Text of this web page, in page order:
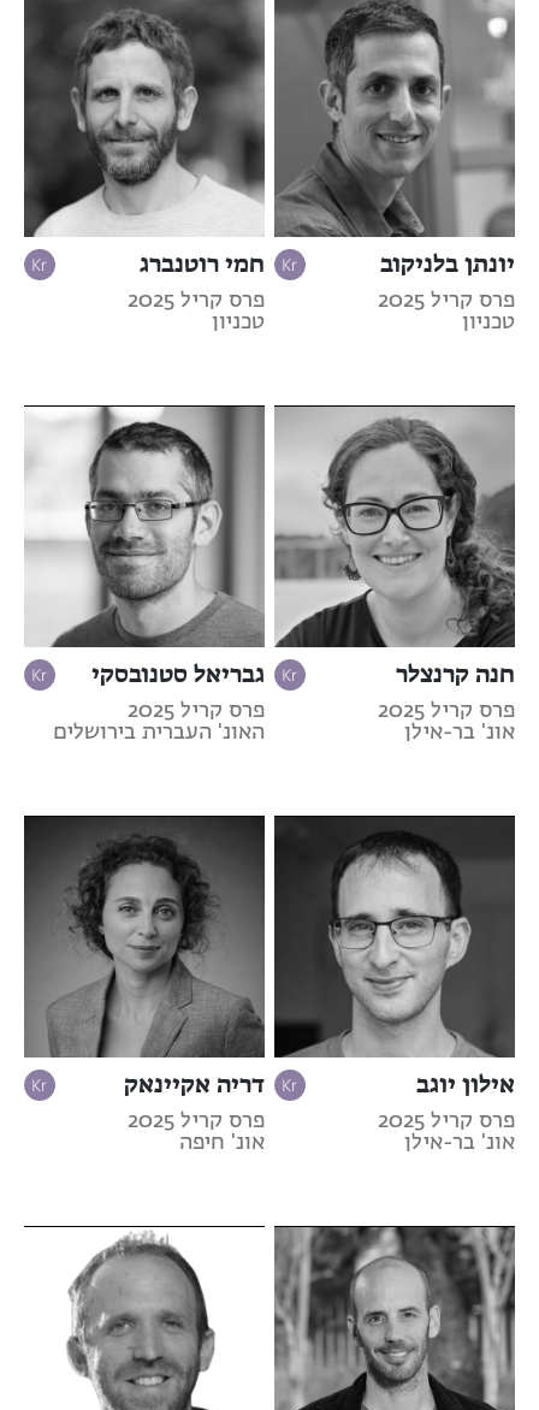
יונתן בלניקוב
פרס קריל 2025
טכניון
חמי רוטנברג
פרס קריל 2025
טכניון
חנה קרנצלר
פרס קריל 2025
אונ' בר-אילן
גבריאל סטנובסקי
פרס קריל 2025
האונ' העברית בירושלים
אילון יוגב
פרס קריל 2025
אונ' בר-אילן
דריה אקיינאק
פרס קריל 2025
אונ' חיפה